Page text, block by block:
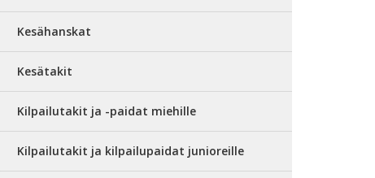
Kesähanskat
Kesätakit
Kilpailutakit ja -paidat miehille
Kilpailutakit ja kilpailupaidat junioreille